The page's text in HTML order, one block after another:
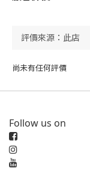
尚未有任何評價
Follow us on